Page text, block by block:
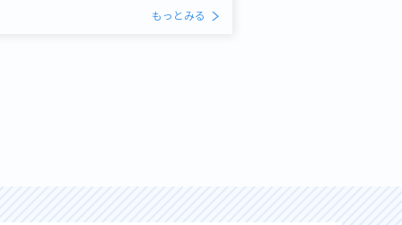
もっとみる